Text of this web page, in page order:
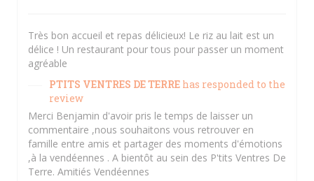
Très bon accueil et repas délicieux! Le riz au lait est un
délice ! Un restaurant pour tous pour passer un moment
agréable
PTITS VENTRES DE TERRE has responded to the
review
Merci Benjamin d'avoir pris le temps de laisser un
commentaire ,nous souhaitons vous retrouver en
famille entre amis et partager des moments d'émotions
,à la vendéennes . A bientôt au sein des P'tits Ventres De
Terre. Amitiés Vendéennes